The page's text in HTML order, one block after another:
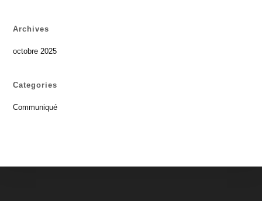
Archives
octobre 2025
Categories
Communiqué